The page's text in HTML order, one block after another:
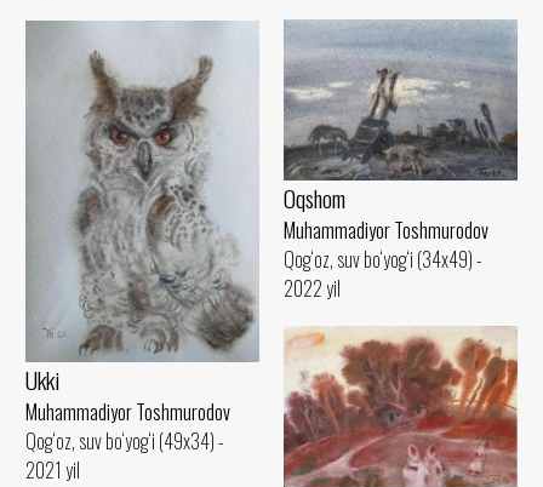
Oqshom
Muhammadiyor Toshmurodov
Qog‘oz, suv bo‘yog‘i (34x49) -
2022 yil
Ukki
Muhammadiyor Toshmurodov
Qog‘oz, suv bo‘yog‘i (49x34) -
2021 yil